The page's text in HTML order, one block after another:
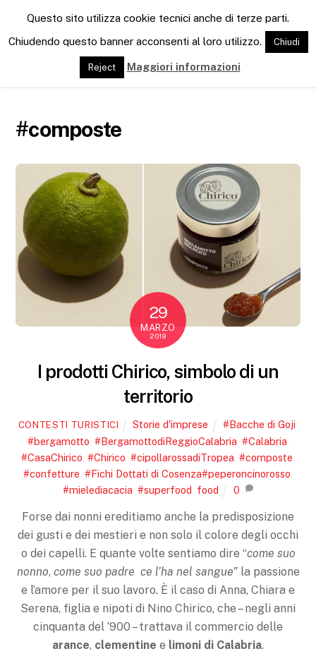
e
n
u
#composte
29
MARZO
2019
I prodotti Chirico, simbolo di un
territorio
CONTESTI TURISTICI Storie d'imprese #Bacche di Goji
#bergamotto #BergamottodiReggioCalabria #Calabria
#CasaChirico #Chirico #cipollarossadiTropea #composte
#confetture #Fichi Dottati di Cosenza#peperoncinorosso
#mielediacacia #superfood food 0
Forse dai nonni ereditiamo anche la predisposizione
dei gusti e dei mestieri e non solo il colore degli occhi
o dei capelli. E quante volte sentiamo dire “come suo
nonno, come suo padre ce l’ha nel sangue”la passione
e l’amore per il suo lavoro. È il caso di Anna, Chiara e
Serena, figlia e nipoti di Nino Chirico, che – negli anni
cinquanta del ‘900 – trattava il commercio delle
arance, clementine e limoni di Calabria.
Questo sito utilizza cookie tecnici anche di terze parti.
Chiudendo questo banner acconsenti al loro utilizzo.
Chiudi
Reject Maggiori informazioni